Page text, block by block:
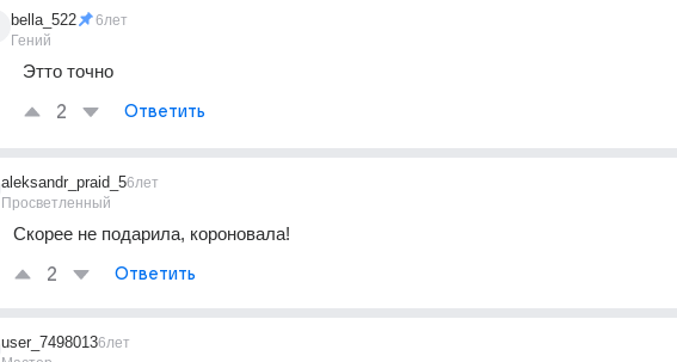
bella_522
Гений
6лет
Этто точно
2 Ответить
aleksandr_praid_5
Просветленный
6лет
Скорее не подарила, короновала!
2 Ответить
user_74980136лет